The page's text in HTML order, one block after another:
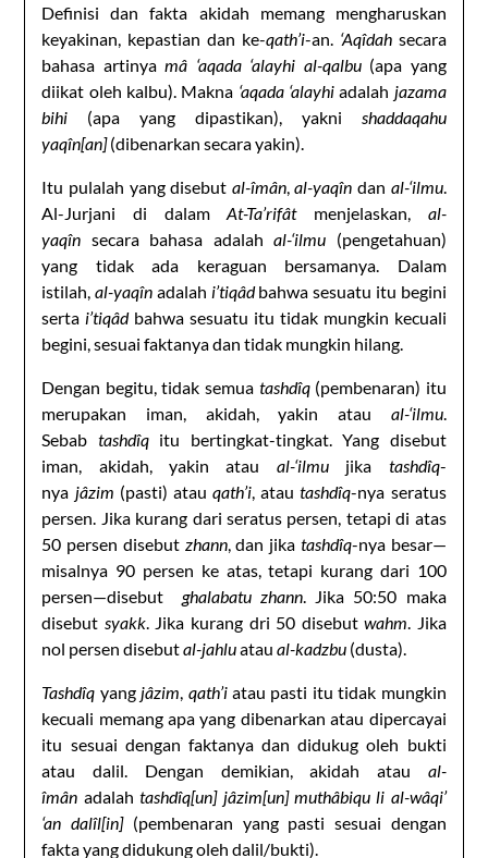
Definisi dan fakta akidah memang mengharuskan
keyakinan, kepastian dan ke-qath’i-an. ‘Aqîdahsecara
bahasa artinyamâ ‘aqada ‘alayhi al-qalbu(apa yang
diikat oleh kalbu). Makna ‘aqada ‘alayhiadalah jazama
bihi (apa yang dipastikan), yakni shaddaqahu
yaqîn[an](dibenarkan secara yakin).
Itu pulalah yang disebut al-îmân,al-yaqîn dan al-‘ilmu.
Al-Jurjani di dalamAt-Ta’rifâtmenjelaskan, al-
yaqîn secara bahasa adalahal-‘ilmu (pengetahuan)
yang tidak ada keraguan bersamanya. Dalam
istilah,al-yaqîn adalah i’tiqâdbahwa sesuatu itu begini
serta i’tiqâdbahwa sesuatu itu tidak mungkin kecuali
begini, sesuai faktanya dan tidak mungkin hilang.
Dengan begitu, tidak semua tashdîq(pembenaran) itu
merupakan iman, akidah, yakin atau al-‘ilmu.
Sebab tashdîqitu bertingkat-tingkat. Yang disebut
iman, akidah, yakin atau al-‘ilmujika tashdîq-
nya jâzim (pasti) atauqath’i , atautashdîq-nya seratus
persen. Jika kurang dari seratus persen, tetapi di atas
50 persen disebut zhann, dan jika tashdîq-nya besar—
misalnya 90 persen ke atas, tetapi kurang dari 100
persen—disebut
ghalabatu zhann . Jika 50:50 maka
disebut syakk. Jika kurang dri 50 disebutwahm . Jika
nol persen disebutal-jahluataual-kadzbu (dusta).
Tashdîq yang jâzim qath’iatau pasti itu tidak mungkin
kecuali memang apa yang dibenarkan atau dipercayai
itu sesuai dengan faktanya dan didukug oleh bukti
atau dalil. Dengan demikian, akidah atau al-
îmân adalahtashdîq[un] jâzim[un] muthâbiqu li al-wâqi’
‘an dalîl[in](pembenaran yang pasti sesuai dengan
fakta yang didukung oleh dalil/bukti).